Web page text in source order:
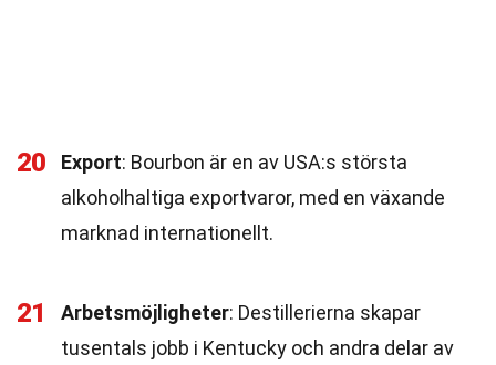
20 Export: Bourbon är en av USA:s största
alkoholhaltiga exportvaror, med en växande
marknad internationellt.
21 Arbetsmöjligheter: Destillerierna skapar
tusentals jobb i Kentucky och andra delar av